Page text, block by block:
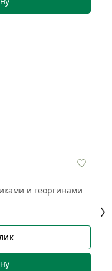
и георгинами